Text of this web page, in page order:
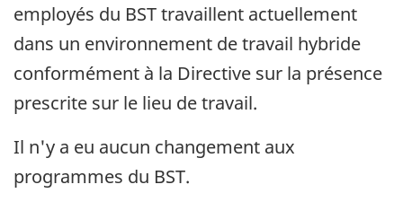
employés du BST travaillent actuellement
dans un environnement de travail hybride
conformément à la Directive sur la présence
prescrite sur le lieu de travail.
Il n'y a eu aucun changement aux
programmes du BST.